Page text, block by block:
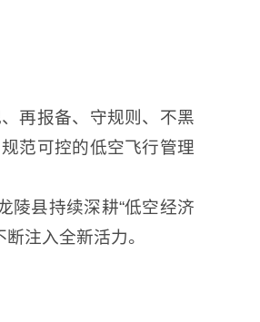
再报备、守规则、不黑
范可控的低空飞行管理
陵县持续深耕“低空经济
注入全新活力。